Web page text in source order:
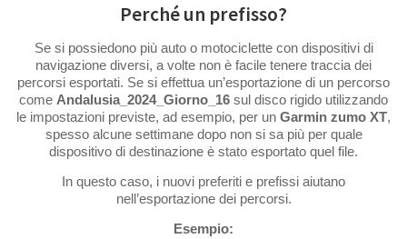
Perché un prefisso?
Se si possiedono più auto o motociclette con dispositivi di
navigazione diversi, a volte non è facile tenere traccia dei
percorsi esportati. Se si effettua un’esportazione di un percorso
come Andalusia_2024_Giorno_16 sul disco rigido utilizzando
le impostazioni previste, ad esempio, per un Garmin zumo XT,
spesso alcune settimane dopo non si sa più per quale
dispositivo di destinazione è stato esportato quel file.
In questo caso, i nuovi preferiti e prefissi aiutano
nell’esportazione dei percorsi.
Esempio: